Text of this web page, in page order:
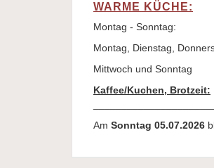
WARME KÜCHE:
Montag -
Montag, Dienstag,
Mittwoch und
Kaffee/Kuchen, Brotzeit:
Am Sonntag 05.07.2026